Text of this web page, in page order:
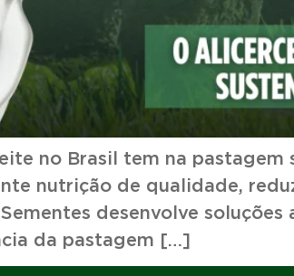
no Brasil tem na pastagem
nutrição de qualidade,
desenvolve
da pastagem […]